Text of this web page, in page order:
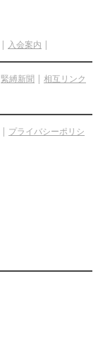
| 入会案内 |
緊縛新聞 | 相互リンク
| プライバシーポリシ